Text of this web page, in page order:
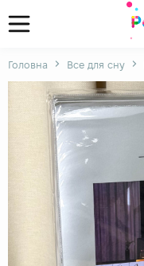
Головна Все для сну